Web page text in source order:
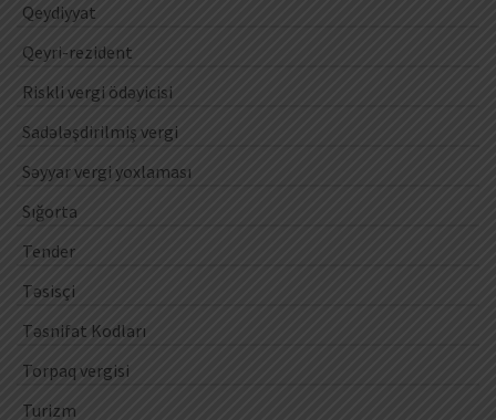
Qeydiyyat
Qeyri-rezident
Riskli vergi ödəyicisi
Sadələşdirilmiş vergi
Səyyar vergi yoxlaması
Sığorta
Tender
Təsisçi
Təsnifat Kodları
Torpaq vergisi
Turizm